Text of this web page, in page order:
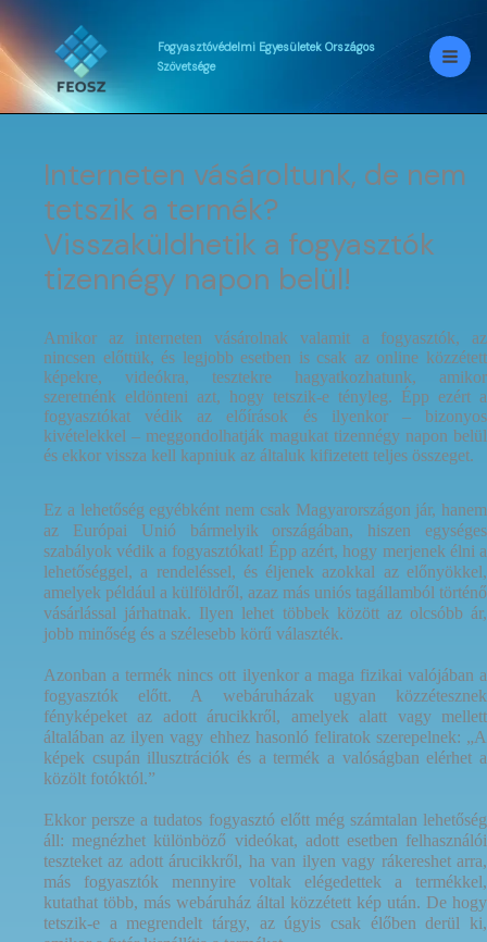
Skip
to
content
Fogyasztóvédelmi Egyesületek Országos
Szövetsége
Interneten vásároltunk, de nem
tetszik a termék?
Visszaküldhetik a fogyasztók
tizennégy napon belül!
Amikor az interneten vásárolnak valamit a fogyasztók, az
nincsen előttük, és legjobb esetben is csak az online közzétett
képekre, videókra, tesztekre hagyatkozhatunk, amikor
szeretnénk eldönteni azt, hogy tetszik-e tényleg. Épp ezért a
fogyasztókat védik az előírások és ilyenkor – bizonyos
kivételekkel – meggondolhatják magukat tizennégy napon belül
és ekkor vissza kell kapniuk az általuk kifizetett teljes összeget.
Ez a lehetőség egyébként nem csak Magyarországon jár, hanem
az Európai Unió bármelyik országában, hiszen egységes
szabályok védik a fogyasztókat! Épp azért, hogy merjenek élni a
lehetőséggel, a rendeléssel, és éljenek azokkal az előnyökkel,
amelyek például a külföldről, azaz más uniós tagállamból történő
vásárlással járhatnak. Ilyen lehet többek között az olcsóbb ár,
jobb minőség és a szélesebb körű választék.
Azonban a termék nincs ott ilyenkor a maga fizikai valójában a
fogyasztók előtt. A webáruházak ugyan közzétesznek
fényképeket az adott árucikkről, amelyek alatt vagy mellett
általában az ilyen vagy ehhez hasonló feliratok szerepelnek: „A
képek csupán illusztrációk és a termék a valóságban elérhet a
közölt fotóktól.”
Ekkor persze a tudatos fogyasztó előtt még számtalan lehetőség
áll: megnézhet különböző videókat, adott esetben felhasználói
teszteket az adott árucikkről, ha van ilyen vagy rákereshet arra,
más fogyasztók mennyire voltak elégedettek a termékkel,
kutathat több, más webáruház által közzétett kép után. De hogy
tetszik-e a megrendelt tárgy, az úgyis csak élőben derül ki,